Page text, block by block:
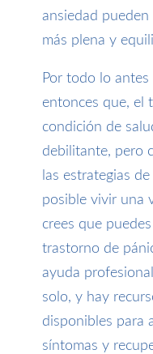
ansiedad
más plena y
Por todo lo
entonces que, el
condición de
debilitante, pero
las estrategias
posible vivir una
crees que
trastorno de
ayuda
solo, y hay
disponibles para
síntomas y